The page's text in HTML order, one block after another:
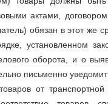
актами,
обязан в этот же
установленном
оборота, и о
письменно
от транспортной